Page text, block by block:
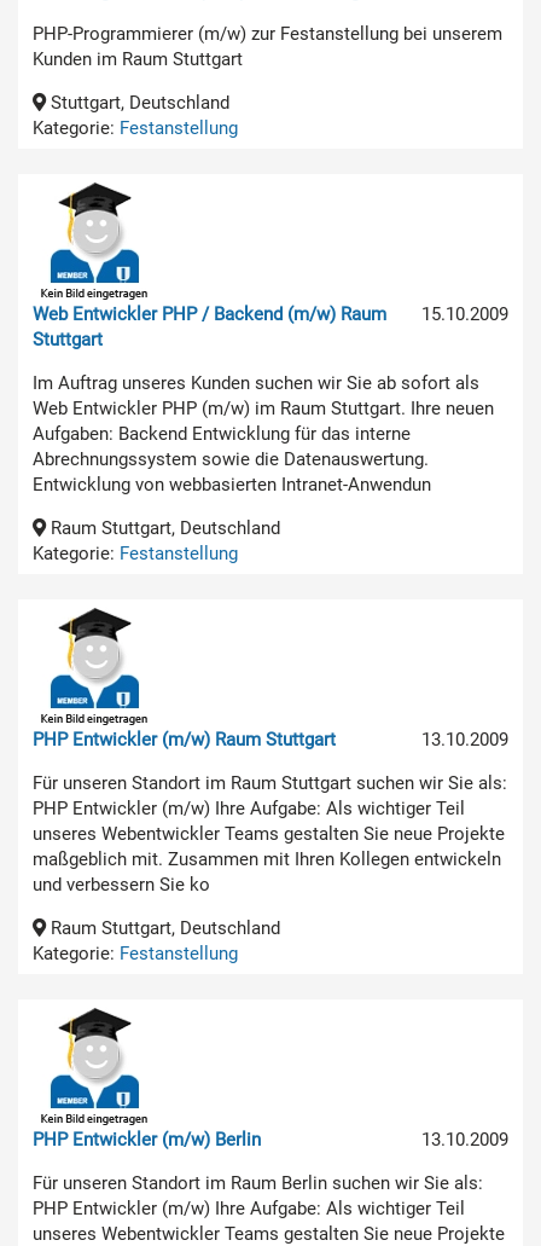
PHP-Programmierer (m/w) zur Festanstellung bei unserem
Kunden im Raum Stuttgart
Stuttgart, Deutschland
Kategorie: Festanstellung
15.10.2009
Web Entwickler PHP / Backend (m/w) Raum
Stuttgart
Im Auftrag unseres Kunden suchen wir Sie ab sofort als
Web Entwickler PHP (m/w) im Raum Stuttgart. Ihre neuen
Aufgaben: Backend Entwicklung für das interne
Abrechnungssystem sowie die Datenauswertung.
Entwicklung von webbasierten Intranet-Anwendun
Raum Stuttgart, Deutschland
Kategorie: Festanstellung
13.10.2009
PHP Entwickler (m/w) Raum Stuttgart
Für unseren Standort im Raum Stuttgart suchen wir Sie als:
PHP Entwickler (m/w) Ihre Aufgabe: Als wichtiger Teil
unseres Webentwickler Teams gestalten Sie neue Projekte
maßgeblich mit. Zusammen mit Ihren Kollegen entwickeln
und verbessern Sie ko
Raum Stuttgart, Deutschland
Kategorie: Festanstellung
13.10.2009
PHP Entwickler (m/w) Berlin
Für unseren Standort im Raum Berlin suchen wir Sie als:
PHP Entwickler (m/w) Ihre Aufgabe: Als wichtiger Teil
unseres Webentwickler Teams gestalten Sie neue Projekte